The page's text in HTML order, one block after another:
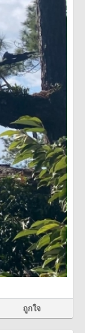
ถูกใจ